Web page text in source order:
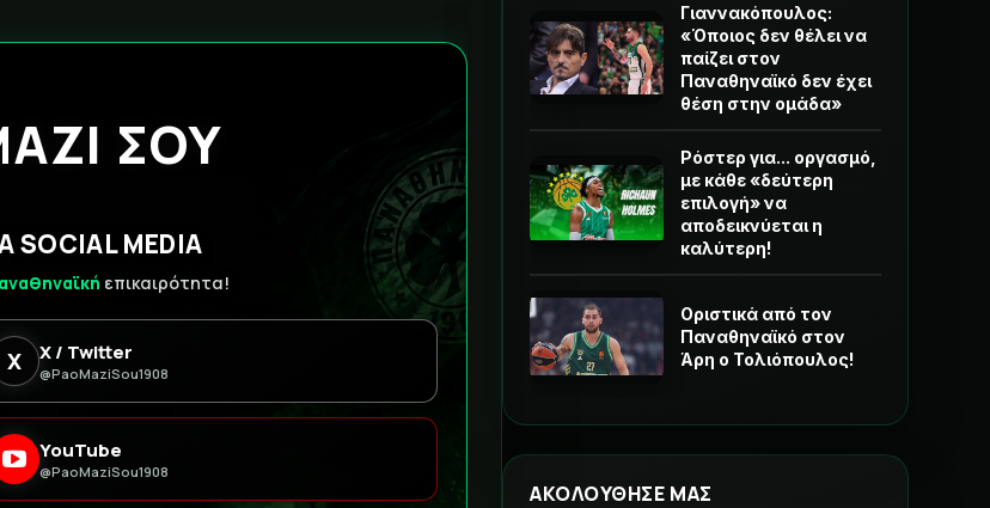
ΣΟΥ
SOCIAL MEDIA
επικαιρότητα!
X X / Twitter
@PaoMaziSou1908
YouTube
@PaoMaziSou1908
Γιαννακόπουλος:
«Όποιος δεν θέλει να
παίζει στον
Παναθηναϊκό δεν έχει
θέση στην ομάδα»
Ρόστερ για... οργασμό,
με κάθε «δεύτερη
επιλογή» να
αποδεικνύεται η
καλύτερη!
Οριστικά από τον
Παναθηναϊκό στον
Άρη ο Τολιόπουλος!
ΑΚΟΛΟΥΘΗΣΕ ΜΑΣ